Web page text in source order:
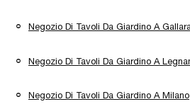
Negozio Di Tavoli Da Giardino A
Negozio Di Tavoli Da Giardino A
Negozio Di Tavoli Da Giardino A Milano